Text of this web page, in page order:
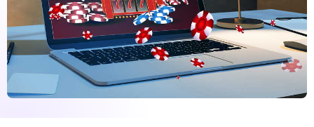
הימורי ספורט
צור קשר